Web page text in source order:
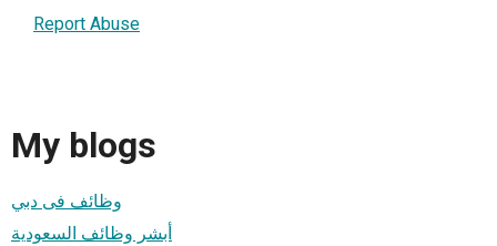
Report Abuse
My blogs
وظائف فى دبي
أبشر وظائف السعودية